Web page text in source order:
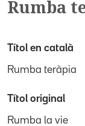
Rumba
Títol en català
Rumba teràpia
Títol original
Rumba la vie